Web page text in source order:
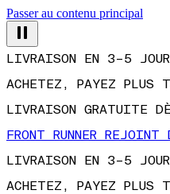
Passer au contenu principal
LIVRAISON EN 3–5
ACHETEZ, PAYEZ PLUS
LIVRAISON GRATUITE
FRONT RUNNER REJOINT
LIVRAISON EN 3–5
ACHETEZ, PAYEZ PLUS